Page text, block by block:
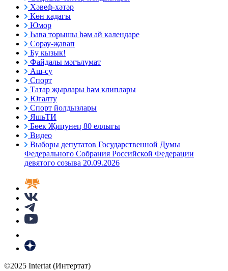
Хәвеф-хәтәр
Көн кадагы
Юмор
Һава торышы һәм ай календаре
Сорау-җавап
Бу кызык!
Файдалы мәгълүмат
Аш-су
Спорт
Татар җырлары һәм клиплары
Югалту
Спорт йолдызлары
ЯшьТИ
Бөек Җиңүнең 80 еллыгы
Видео
Выборы депутатов Государственной Думы
Федерального Собрания Российской Федерации
девятого созыва 20.09.2026
©2025 Intertat (Интертат)